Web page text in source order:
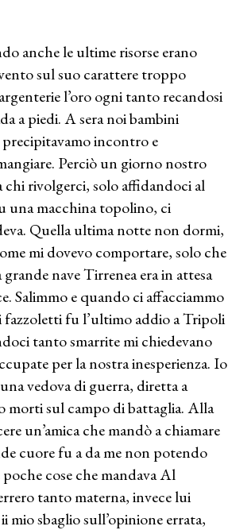
anche le ultime risorse erano
sul suo carattere troppo
l’oro ogni tanto recandosi
a piedi. A sera noi bambini
precipitavamo incontro e
Perciò un giorno nostro
chi rivolgerci, solo affidandoci al
una macchina topolino, ci
Quella ultima notte non dormi,
mi dovevo comportare, solo che
nave Tirrenea era in attesa
Salimmo e quando ci affacciammo
fazzoletti fu l’ultimo addio a Tripoli
tanto smarrite mi chiedevano
per la nostra inesperienza. Io
vedova di guerra, diretta a
morti sul campo di battaglia. Alla
un’amica che mandò a chiamare
cuore fu a da me non potendo
cose che mandava Al
tanto materna, invece lui
sbaglio sull’opinione errata,